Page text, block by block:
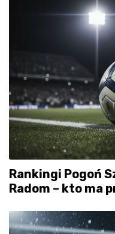
Rankingi Pogoń
Radom – kto ma